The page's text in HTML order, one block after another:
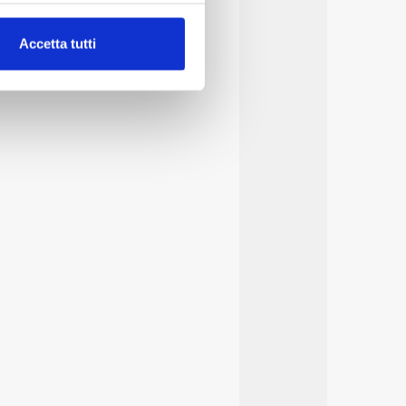
(impronte
di base quali la
sul nostro sito web,
che l’Utente ha fornito
Accetta tutti